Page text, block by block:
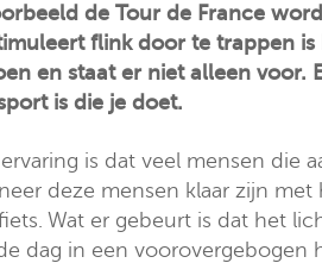
de Tour de France
flink door te trappen
en staat er niet alleen voor.
is die je doet.
is dat veel mensen die
deze mensen klaar zijn
Wat er gebeurt is dat het
dag in een voorovergebogen